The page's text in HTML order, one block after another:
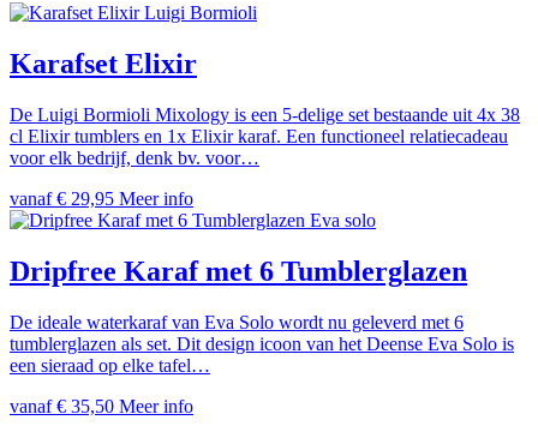
Luigi Bormioli
Karafset Elixir
De Luigi Bormioli Mixology is een 5-delige set bestaande uit 4x 38
cl Elixir tumblers en 1x Elixir karaf. Een functioneel relatiecadeau
voor elk bedrijf, denk bv. voor…
vanaf€ 29,95 Meer info
Eva solo
Dripfree Karaf met 6 Tumblerglazen
De ideale waterkaraf van Eva Solo wordt nu geleverd met 6
tumblerglazen als set. Dit design icoon van het Deense Eva Solo is
een sieraad op elke tafel…
vanaf€ 35,50 Meer info